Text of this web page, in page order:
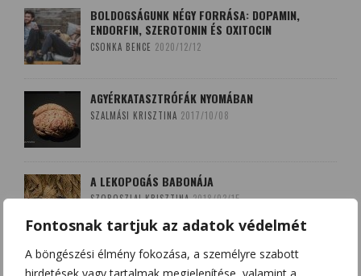
Fontosnak tartjuk az adatok védelmét
A böngészési élmény fokozása, a személyre szabott
BOLDOGSÁGUNK NÉGY FORRÁSA: DOPAMIN,
ENDORFIN, SZEROTONIN ÉS OXITOCIN
CSONKA BENCE 2020/12/12
AGYÉRKATASZTRÓFÁK NYOMÁBAN
SZALMÁSI KRISZTINA 2017/10/08
A LEKOPOGÁS BABONÁJA
SZOBOSZLAI KRISZTINA 2018/03/15